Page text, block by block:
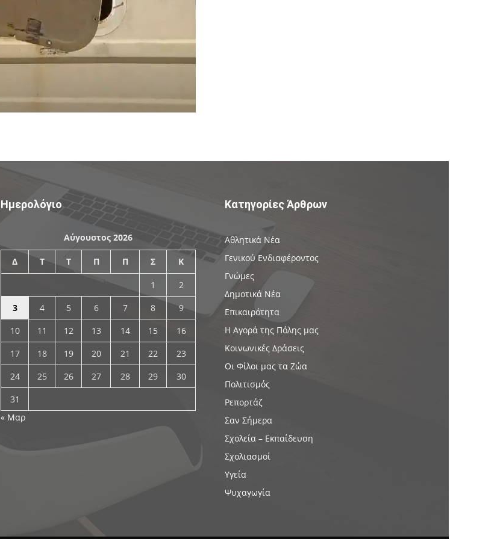
Ημερολόγιο
Αύγουστος 2026
Δ Τ Τ Π Π Σ Κ
1
2
3
4 5 6 7 8
9
10
11 12 13 14 15
16
17
18 19 20 21 22
23
24
25 26 27 28 29
30
31
« Μαρ
Κατηγορίες Άρθρων
Αθλητικά Νέα
Γενικού Ενδιαφέροντος
Γνώμες
Δημοτικά Νέα
Επικαιρότητα
Η Αγορά της Πόλης μας
Κοινωνικές Δράσεις
Οι Φίλοι μας τα Ζώα
Πολιτισμός
Ρεπορτάζ
Σαν Σήμερα
Σχολεία – Εκπαίδευση
Σχολιασμοί
Υγεία
Ψυχαγωγία